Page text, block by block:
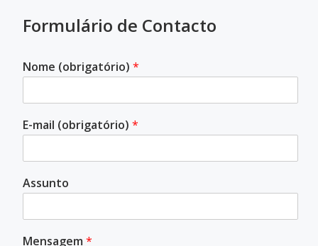
Formulário de Contacto
Nome (obrigatório) *
E-mail (obrigatório) *
Assunto
Mensagem *